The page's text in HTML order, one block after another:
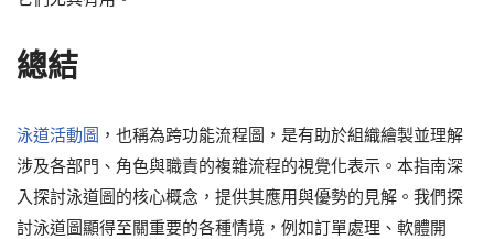
總結
泳道活動圖 ，也稱為跨功能流程圖，是有助於組織繪製並理解
涉及各部門、角色與職責的複雜流程的視覺化表示。本指南深
入探討泳道圖的核心概念，提供其應用與優勢的見解。我們探
討泳道圖顯得至關重要的各種情境，例如訂單處理、軟體開